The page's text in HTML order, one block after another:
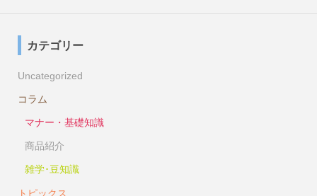
カテゴリー
Uncategorized
コラム
マナー・基礎知識
商品紹介
雑学･豆知識
トピックス